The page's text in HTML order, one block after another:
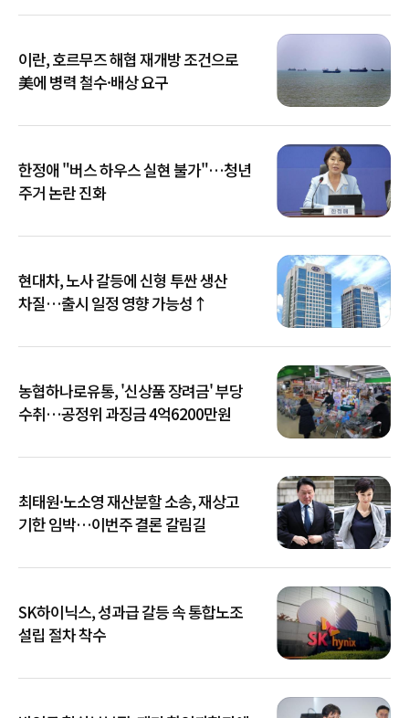
이란, 호르무즈 해협 재개방 조건으로
美에 병력 철수·배상 요구
한정애 "버스 하우스 실현 불가"…청년
주거 논란 진화
현대차, 노사 갈등에 신형 투싼 생산
차질…출시 일정 영향 가능성↑
농협하나로유통, '신상품 장려금' 부당
수취…공정위 과징금 4억6200만원
최태원·노소영 재산분할 소송, 재상고
기한 임박…이번주 결론 갈림길
SK하이닉스, 성과급 갈등 속 통합노조
설립 절차 착수